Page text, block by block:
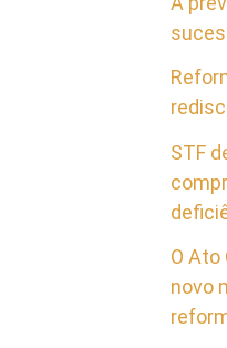
STF
O Ato
novo